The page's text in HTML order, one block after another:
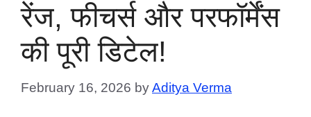
रेंज, फीचर्स और परफॉर्मेंस
की पूरी डिटेल!
February 16, 2026 byAditya Verma